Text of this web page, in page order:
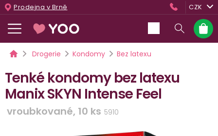
Přejít
na
obsah
Prodejna v Brně CZK
košík
DomůDrogerie Kondomy Bez latexu
Tenké kondomy bez latexu
Manix SKYN Intense Feel
vroubkované, 10 ks 5910